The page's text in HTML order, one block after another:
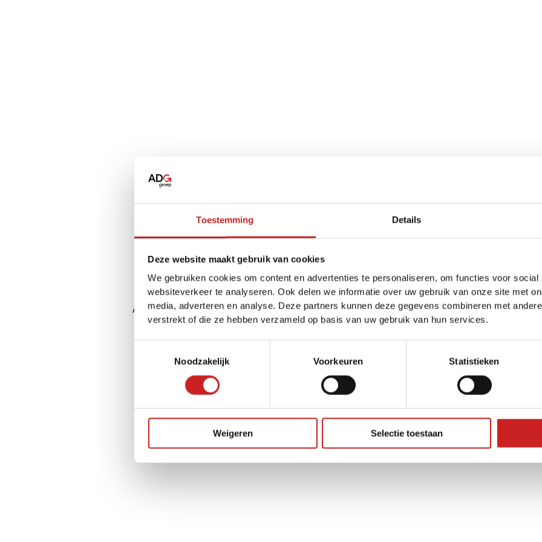
Toestemming Details
Deze website maakt gebruik van cookies
We gebruiken cookies om content en advertenties te personaliseren, om functies voor
websiteverkeer te analyseren. Ook delen we informatie over uw gebruik van onze site met
media, adverteren en analyse. Deze partners kunnen deze gegevens combineren met
verstrekt of die ze hebben verzameld op basis van uw gebruik van hun services.
Noodzakelijk
Voorkeuren Statistieken
Weigeren Selectie toestaan
Application error: aclient-side exception has occurred while loadingwww.adggroep.nl(see the